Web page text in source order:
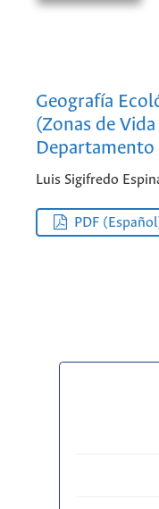
Geografía
(Zonas de
Luis Sigifredo
PDF